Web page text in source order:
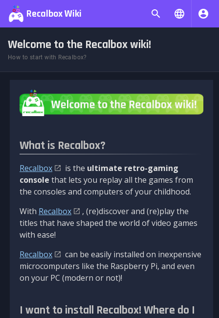
Recalbox Wiki
Welcome to the Recalbox wiki!
How to start with Recalbox?
What is Recalbox?
Recalbox is the ultimate retro-gaming
console that lets you replay all the games from
the consoles and computers of your childhood.
With Recalbox
, (re)discover and (re)play the
titles that have shaped the world of video games
with ease!
Recalbox
can be easily installed on inexpensive
microcomputers like the Raspberry Pi, and even
on your PC (modern or not)!
I want to install Recalbox! Where do I